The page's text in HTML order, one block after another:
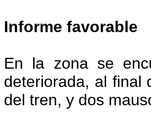
Informe favorable
En la zona se
deteriorada, al final
del tren, y dos